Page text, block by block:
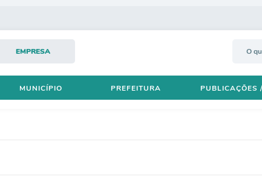
EMPRESA
MUNICÍPIO PREFEITURA PUBLICAÇÕES